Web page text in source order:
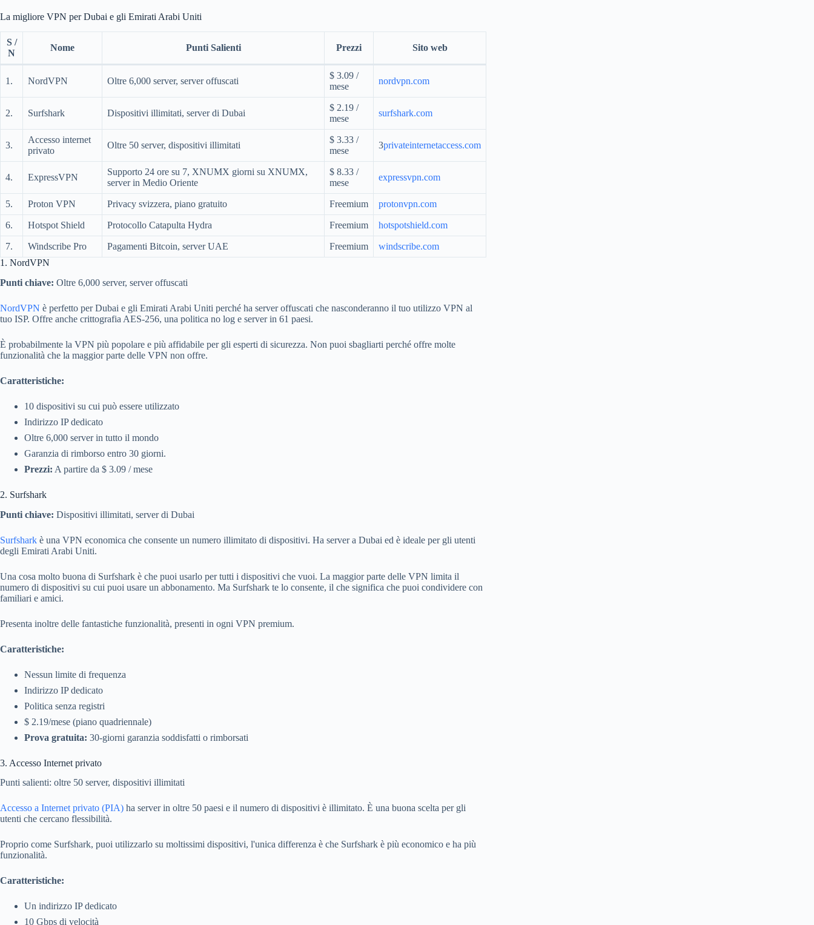
La migliore VPN per Dubai e gli Emirati Arabi Uniti
S /
N
Nome Punti Salienti Prezzi Sito web
1. NordVPN Oltre 6,000 server, server offuscati
$ 3.09 /
mese
nordvpn.com
2. Surfshark Dispositivi illimitati, server di Dubai
$ 2.19 /
mese
surfshark.com
3.
Accesso internet
privato
Oltre 50 server, dispositivi illimitati
$ 3.33 /
mese
3privateinternetaccess.com
4. ExpressVPN
Supporto 24 ore su 7, XNUMX giorni su XNUMX,
server in Medio Oriente
$ 8.33 /
mese
expressvpn.com
5. Proton VPN Privacy svizzera, piano gratuito Freemium protonvpn.com
6. Hotspot Shield Protocollo Catapulta Hydra Freemium hotspotshield.com
7. Windscribe Pro Pagamenti Bitcoin, server UAE Freemium
windscribe.com
1. NordVPN
Punti chiave: Oltre 6,000 server, server offuscati
NordVPN è perfetto per Dubai e gli Emirati Arabi Uniti perché ha server offuscati che nasconderanno il tuo utilizzo VPN al
tuo ISP. Offre anche crittografia AES-256, una politica no log e server in 61 paesi.
È probabilmente la VPN più popolare e più affidabile per gli esperti di sicurezza. Non puoi sbagliarti perché offre molte
funzionalità che la maggior parte delle VPN non offre.
Caratteristiche:
10 dispositivi su cui può essere utilizzato
Indirizzo IP dedicato
Oltre 6,000 server in tutto il mondo
Garanzia di rimborso entro 30 giorni.
Prezzi: A partire da $ 3.09 / mese
2. Surfshark
Punti chiave: Dispositivi illimitati, server di Dubai
Surfshark è una VPN economica che consente un numero illimitato di dispositivi. Ha server a Dubai ed è ideale per gli utenti
degli Emirati Arabi Uniti.
Una cosa molto buona di Surfshark è che puoi usarlo per tutti i dispositivi che vuoi. La maggior parte delle VPN limita il
numero di dispositivi su cui puoi usare un abbonamento. Ma Surfshark te lo consente, il che significa che puoi condividere con
familiari e amici.
Presenta inoltre delle fantastiche funzionalità, presenti in ogni VPN premium.
Caratteristiche:
Nessun limite di frequenza
Indirizzo IP dedicato
Politica senza registri
$ 2.19/mese (piano quadriennale)
Prova gratuita: 30-giorni garanzia soddisfatti o rimborsati
3. Accesso Internet privato
Punti salienti: oltre 50 server, dispositivi illimitati
Accesso a Internet privato (PIA) ha server in oltre 50 paesi e il numero di dispositivi è illimitato. È una buona scelta per gli
utenti che cercano flessibilità.
Proprio come Surfshark, puoi utilizzarlo su moltissimi dispositivi, l'unica differenza è che Surfshark è più economico e ha più
funzionalità.
Caratteristiche:
Un indirizzo IP dedicato
10 Gbps di velocità